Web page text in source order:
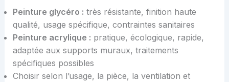
Peinture glycéro : très résistante, finition haute
qualité, usage spécifique, contraintes sanitaires
Peinture acrylique : pratique, écologique, rapide,
adaptée aux supports muraux, traitements
spécifiques possibles
Choisir selon l’usage, la pièce, la ventilation et